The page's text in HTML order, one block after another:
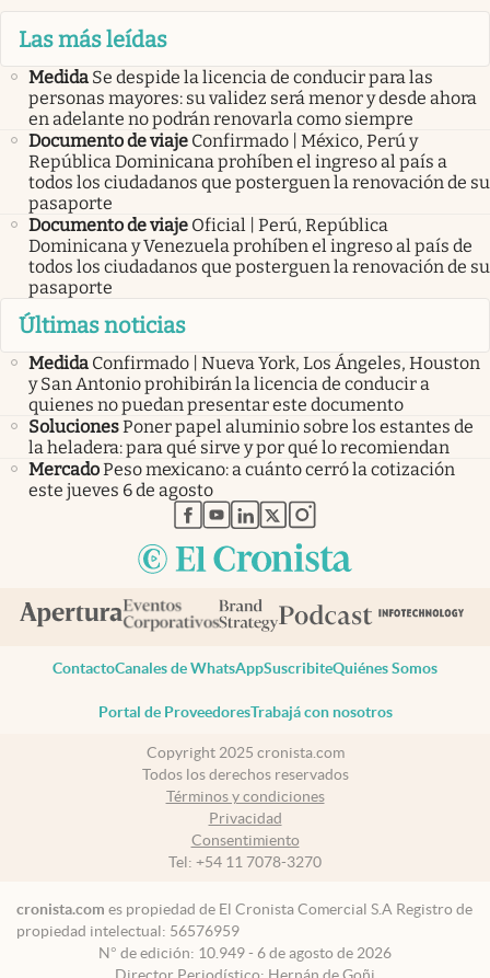
Las más leídas
Medida Se despide la licencia de conducir para las
personas mayores: su validez será menor y desde ahora
en adelante no podrán renovarla como siempre
Documento de viaje Confirmado | México, Perú y
República Dominicana prohíben el ingreso al país a
todos los ciudadanos que posterguen la renovación de su
pasaporte
Documento de viaje Oficial | Perú, República
Dominicana y Venezuela prohíben el ingreso al país de
todos los ciudadanos que posterguen la renovación de su
pasaporte
Últimas noticias
Medida Confirmado | Nueva York, Los Ángeles, Houston
y San Antonio prohibirán la licencia de conducir a
quienes no puedan presentar este documento
SolucionesPoner papel aluminio sobre los estantes de
la heladera: para qué sirve y por qué lo recomiendan
MercadoPeso mexicano: a cuánto cerró la cotización
este jueves 6 de agosto
abre en nueva pestaña
abre en nueva pestaña
abre en nueva pestaña
abre en nueva pestaña
abre en nueva pestaña
ContactoCanales de WhatsAppSuscribiteQuiénes Somos
Portal de ProveedoresTrabajá con nosotros
Copyright 2025 cronista.com
Todos los derechos reservados
Términos y condiciones
Privacidad
Consentimiento
Tel: +54 11 7078-3270
cronista.com es propiedad de El Cronista Comercial S.A Registro de
propiedad intelectual: 56576959
N° de edición: 10.949 - 6 de agosto de 2026